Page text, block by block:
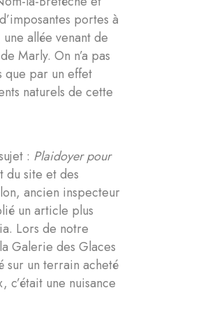
portes à
allée venant de
Marly. On n’a pas
que par un effet
naturels de cette
: Plaidoyer pour
du site et des
ancien inspecteur
un article plus
Lors de notre
Galerie des Glaces
sur un terrain acheté
une nuisance